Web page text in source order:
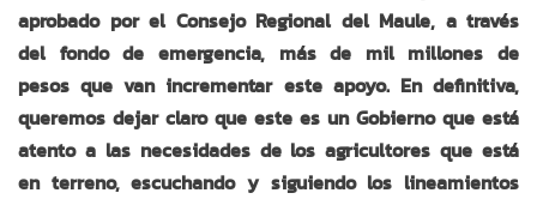
aprobado por el Consejo Regional del Maule, a través
del fondo de emergencia, más de mil millones de
pesos que van incrementar este apoyo. En definitiva,
queremos dejar claro que este es un Gobierno que está
atento a las necesidades de los agricultores que está
en terreno, escuchando y siguiendo los lineamientos